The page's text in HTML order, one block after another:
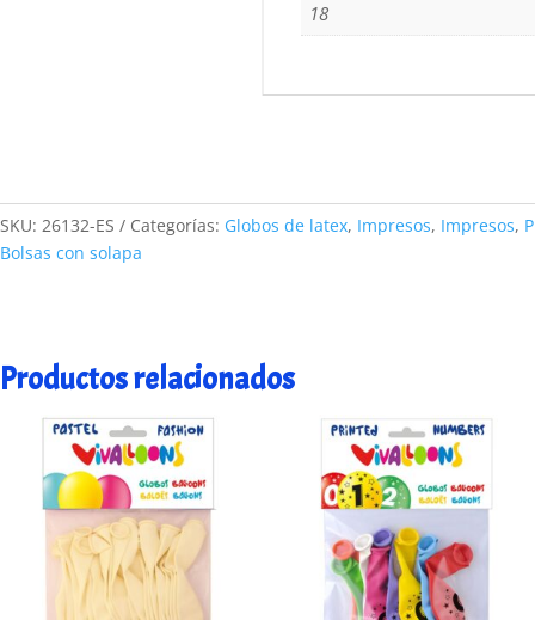
18
SKU: 26132-ES Categorías: Globos de latex, Impresos, Impresos,
Bolsas con solapa
Productos relacionados